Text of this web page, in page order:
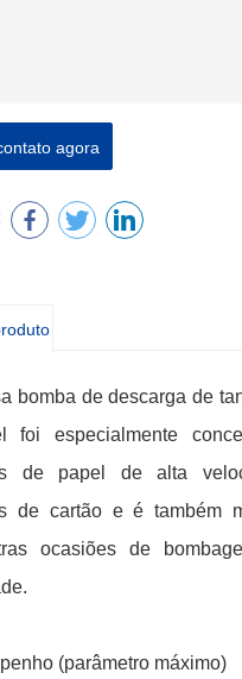
agora
bomba de descarga de
foi especialmente
de papel de alta
de cartão e é também
ocasiões de
(parâmetro máximo)